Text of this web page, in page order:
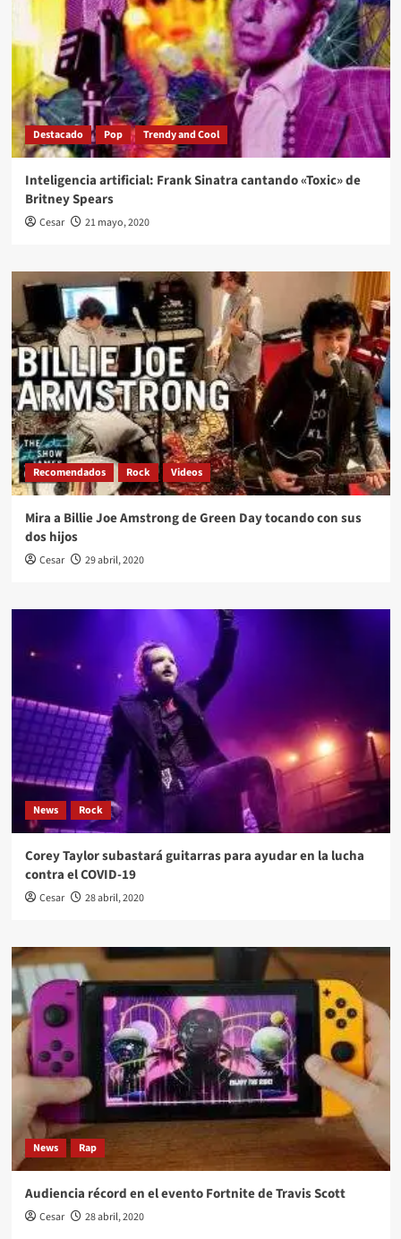
Destacado Pop Trendy and Cool
Inteligencia artificial: Frank Sinatra cantando «Toxic» de
Britney Spears
Cesar 21 mayo, 2020
Recomendados Rock Videos
Mira a Billie Joe Amstrong de Green Day tocando con sus
dos hijos
Cesar 29 abril, 2020
News Rock
Corey Taylor subastará guitarras para ayudar en la lucha
contra el COVID-19
Cesar 28 abril, 2020
News Rap
Audiencia récord en el evento Fortnite de Travis Scott
Cesar 28 abril, 2020